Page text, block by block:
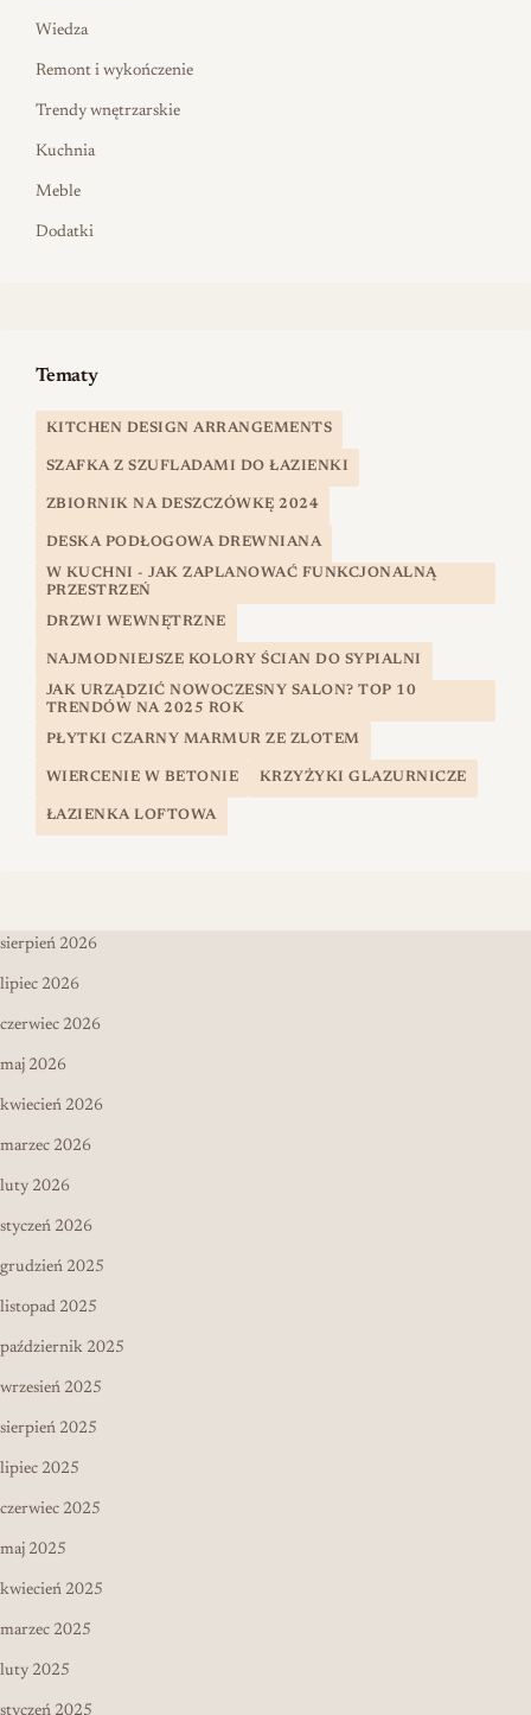
Wiedza
Remont i wykończenie
Trendy wnętrzarskie
Kuchnia
Meble
Dodatki
Tematy
KITCHEN DESIGN ARRANGEMENTS
SZAFKA Z SZUFLADAMI DO ŁAZIENKI
ZBIORNIK NA DESZCZÓWKĘ 2024
DESKA PODŁOGOWA DREWNIANA
W KUCHNI - JAK ZAPLANOWAĆ FUNKCJONALNĄ
PRZESTRZEŃ
DRZWI WEWNĘTRZNE
NAJMODNIEJSZE KOLORY ŚCIAN DO SYPIALNI
JAK URZĄDZIĆ NOWOCZESNY SALON? TOP 10
TRENDÓW NA 2025 ROK
PŁYTKI CZARNY MARMUR ZE ZLOTEM
WIERCENIE W BETONIE KRZYŻYKI GLAZURNICZE
ŁAZIENKA LOFTOWA
sierpień 2026
lipiec 2026
czerwiec 2026
maj 2026
kwiecień 2026
marzec 2026
luty 2026
styczeń 2026
grudzień 2025
listopad 2025
październik 2025
wrzesień 2025
sierpień 2025
lipiec 2025
czerwiec 2025
maj 2025
kwiecień 2025
marzec 2025
luty 2025
styczeń 2025